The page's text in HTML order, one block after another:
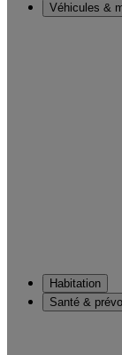
Véhicules &
Habitation
Santé &